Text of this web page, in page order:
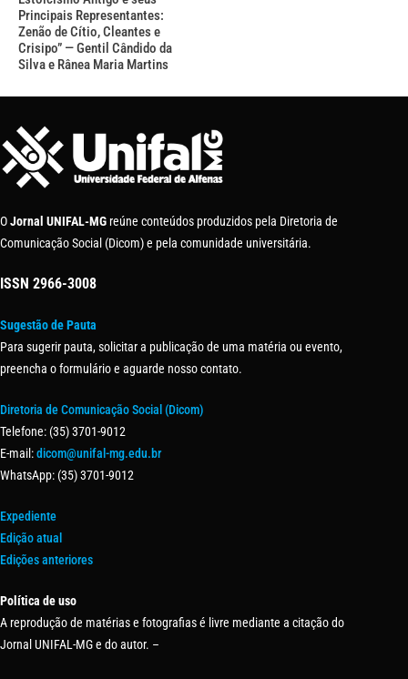
Principais Representantes:
Zenão de Cítio, Cleantes e
Crisipo” — Gentil Cândido da
Silva e Rânea Maria Martins
OJornal UNIFAL-MG reúne conteúdos produzidos pela Diretoria de
Comunicação Social (Dicom) e pela comunidade universitária.
ISSN 2966-3008
Sugestão de Pauta
Para sugerir pauta, solicitar a publicação de uma matéria ou evento,
preencha o formulário e aguarde nosso contato.
Diretoria de Comunicação Social (Dicom)
Telefone: (35) 3701-9012
E-mail:dicom@unifal-mg.edu.br
WhatsApp: (35) 3701-9012
Expediente
Edição atual
Edições anteriores
Política de uso
A reprodução de matérias e fotografias é livre mediante a citação do
Jornal UNIFAL-MG e do autor. –